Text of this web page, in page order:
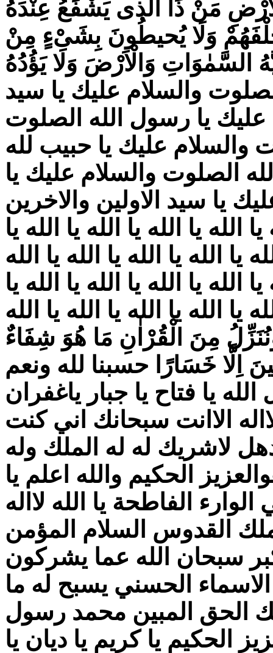
مَنْ ذَا الَّذى يَشْفَعُ عِنْدَهُ
خَلْفَهُمْ وَلَا يُحيطُونَ بِشَیْءٍ مِنْ
السَّمٰوَاتِ وَالْاَرْضَ وَلَا يَؤُدُهُ
والسلام عليك يا سيد
عليك يا رسول الله الصلوت
والسلام عليك يا حبيب لله
الصلوت والسلام عليك يا
يا سيد الاولين والاخرين
الله يا الله يا الله يا الله يا
يا الله يا الله يا الله يا الله
الله يا الله يا الله يا الله يا
يا الله يا الله يا الله يا الله
وَنُنَزِّلُ مِنَ الْقُرْاٰنِ مَا هُوَ شِفَاءٌ
اِلَّا خَسَارًا حسبنا لله ونعم
يا فتاح يا جبار ياغفران
لااله الاانت سبحانك اني كنت
لاشريك له له الملك وله
الحكيم والله اعلم يا
الفاطحة يا الله لااله
القدوس السلام المؤمن
سبحان الله عما يشركون
الاسماء الحسني يسبح له ما
الحق المبين محمد رسول
الحكيم يا كريم يا ديان يا